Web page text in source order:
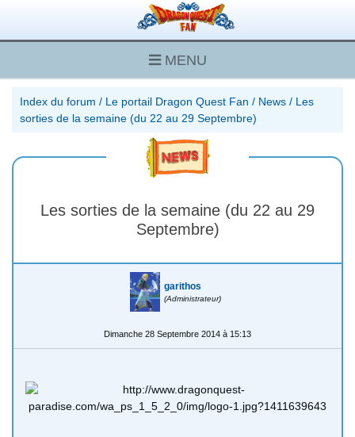
MENU
Index du forum / Le portail Dragon Quest Fan / News / Les
sorties de la semaine (du 22 au 29 Septembre)
Les sorties de la semaine (du 22 au 29
Septembre)
garithos
(Administrateur)
Dimanche 28 Septembre 2014 à 15:13